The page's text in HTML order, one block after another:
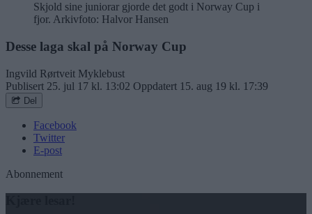
Skjold sine juniorar gjorde det godt i Norway Cup i
fjor. Arkivfoto: Halvor Hansen
Desse laga skal på Norway Cup
Ingvild Rørtveit Myklebust
Publisert 25. jul 17 kl. 13:02 Oppdatert 15. aug 19 kl. 17:39
Del
Facebook
Twitter
E-post
Abonnement